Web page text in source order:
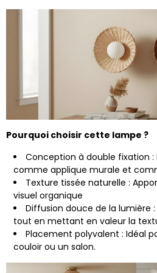
Pourquoi choisir cette lampe ?
Conception à double fixation :
comme applique murale et
Texture tissée naturelle :
visuel organique
Diffusion douce de la lumière
tout en mettant en valeur la
Placement polyvalent : Idéal
couloir ou un salon.